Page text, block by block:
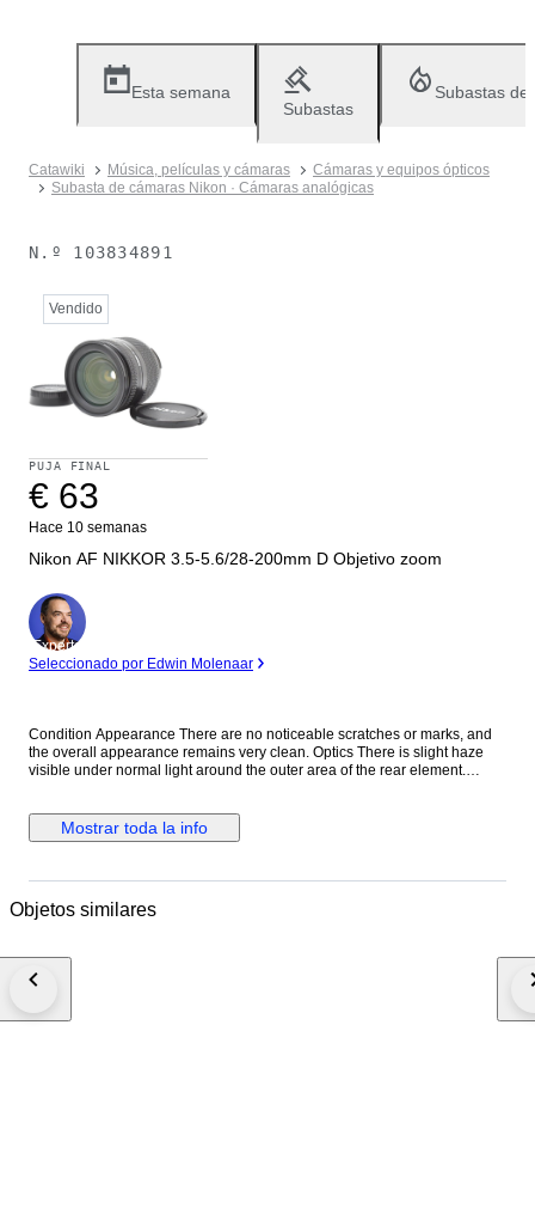
Esta semana
Subastas
Subastas
Catawiki Música, películas y cámaras
Cámaras y equipos ópticos
Subasta de cámaras Nikon · Cámaras analógicas
N.º 103834891
Vendido
PUJA FINAL
€ 63
Hace 10 semanas
Nikon AF NIKKOR 3.5-5.6/28-200mm D Objetivo zoom
Experto
Seleccionado por Edwin Molenaar
Condition Appearance There are no noticeable scratches or marks, and
the overall appearance remains very clean. Optics There is slight haze
visible under normal light around the outer area of the rear element.
checks, allowing us to provide more accurate information regarding
optical condition. Function Fully functional. All operations work properly
shown in the photos is included. Description This versatile Nikon 28-
one solution for travel and everyday photography. Shipping We ship via
everything from wide-angle scenes to telephoto subjects with a single
performance with no impact on image quality. Each item is carefully
Mostrar toda la info
Objetos similares